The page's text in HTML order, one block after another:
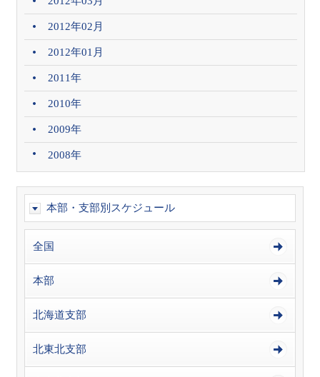
2012年02月
2012年01月
2011年
2010年
2009年
2008年
本部・支部別スケジュール
全国
本部
北海道支部
北東北支部